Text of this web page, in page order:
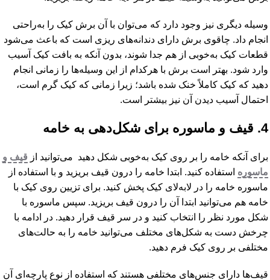
وسیله دیگری نیز وجود دارد که می‌توان با آن برش کیک را به‌راحتی
انجام داد. چاقوی برش دارای دندانه‌های ریزی است که باعث می‌شود
قطعات کیک به‌خوبی از هم جدا شوند، بدون آنکه به بافت کیک آسیب
وارد شود. بهتر است برش با هرکدام از این وسیله‌ها را زمانی انجام
دهید که کیک کاملاً خنک شده باشد؛ زیرا زمانی که کیک گرم است،
احتمال آسیب دیدن آن نیز بیشتر است.
4. قیف و ماسوره برای شکل‌دهی به خامه
برای آنکه خامه را بر روی کیک به‌خوبی شکل دهید می‌توانید از قیف و
ماسوره استفاده کنید. ابتدا خامه را درون قیف بریزید و با استفاده از
ماسوره خامه را در لابه‌لای کیک پخش کنید. برای تزیین روی کیک با
خامه هم می‌توانید ابتدا آن را درون قیف بریزید. سپس ماسوره با
شکل مورد نظر را انتخاب کنید و در سر قیف قرار دهید. در ادامه با
چرخش دست به شکل‌های مختلف می‌توانید خامه را به حالت‌های
مختلفی بر روی کیک فرم دهید.
قیف‌ها دارای جنس‌های مختلفی هستند که استفاده از نوع پارچه‌ای آن